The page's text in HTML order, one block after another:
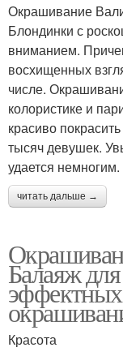
Окрашивание
Блондинки с
вниманием.
восхищенных
числе.
колористике и
красиво
тысяч девушек.
удается немногим.
читать дальше →
Балаяж
Красота